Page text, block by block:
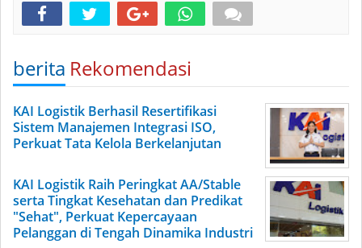
berita Rekomendasi
KAI Logistik Berhasil Resertifikasi
Sistem Manajemen Integrasi ISO,
Perkuat Tata Kelola Berkelanjutan
KAI Logistik Raih Peringkat AA/Stable
serta Tingkat Kesehatan dan Predikat
"Sehat", Perkuat Kepercayaan
Pelanggan di Tengah Dinamika Industri